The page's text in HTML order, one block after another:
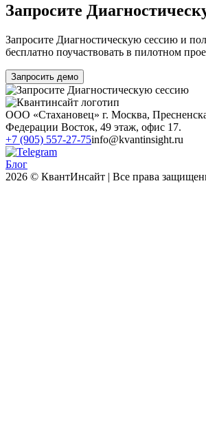
Запросите
Запросите Диагностическую сессию и
бесплатно поучаствовать в пилотном
Запросить демо
ООО «Стахановец» г. Москва,
Федерации Восток, 49 этаж, офис 17.
+7 (905) 557-27-75info@kvantinsight.ru
Блог
2026 © КвантИнсайт | Все права